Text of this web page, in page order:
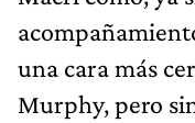
una cara más
Murphy, pero